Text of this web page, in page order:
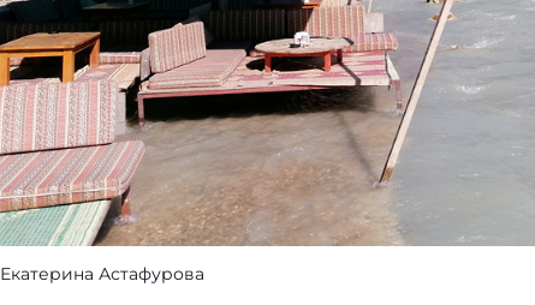
Екатерина Астафурова